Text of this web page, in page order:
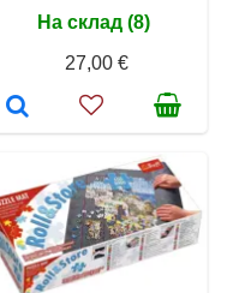
На склад (8)
27,00 €